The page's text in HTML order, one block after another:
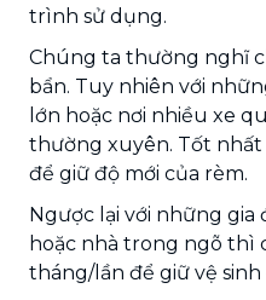
trình sử dụng.
Chúng ta thường nghĩ
bẩn. Tuy nhiên với
lớn hoặc nơi nhiều xe
thường xuyên. Tốt
để giữ độ mới của rèm.
Ngược lại với những
hoặc nhà trong ngõ thì
tháng/lần để giữ vệ